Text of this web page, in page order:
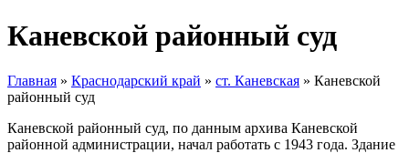
Каневской районный суд
Главная » Краснодарский край » ст. Каневская » Каневской
районный суд
Каневской районный суд, по данным архива Каневской
районной администрации, начал работать с 1943 года. Здание